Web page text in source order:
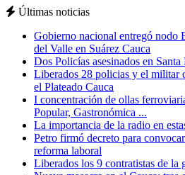
Últimas noticias
Gobierno nacional entregó nodo
del Valle en Suárez Cauca
Dos Policías asesinados en
Liberados 28 policias y el militar
el Plateado Cauca
I concentración de ollas
Popular, Gastronómica ...
La importancia de la radio en
Petro firmó decreto para
reforma laboral
Liberados los 9 contratistas de la